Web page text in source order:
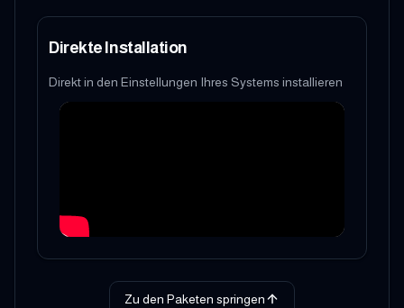
Direkte Installation
Direkt in den Einstellungen Ihres Systems installieren
Zu den Paketen springen